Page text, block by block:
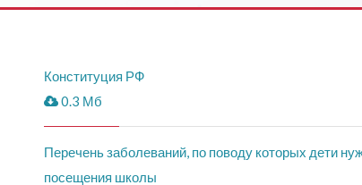
Конституция РФ
0.3 Мб
Перечень заболеваний, по поводу которых дети
посещения школы